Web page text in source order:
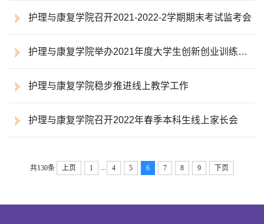
国际牙科研究协会（IADR）年会并做报告
护理与康复学院召开2021-2022-2学期期末考试监考会
护理与康复学院举办2021年度大学生创新创业训练计
划项目结题答辩会
护理与康复学院稳步推进线上教学工作
护理与康复学院召开2022年春季本科生线上家长会
共130条 上页 1 4 5 6 7 8 9 下页